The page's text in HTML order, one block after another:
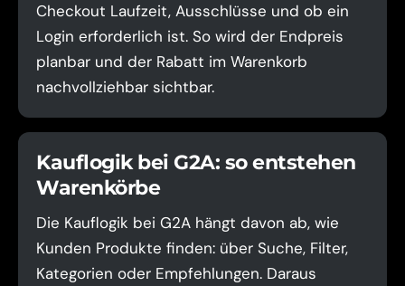
Checkout Laufzeit, Ausschlüsse und ob ein
Login erforderlich ist. So wird der Endpreis
planbar und der Rabatt im Warenkorb
nachvollziehbar sichtbar.
Kauflogik bei G2A: so entstehen
Warenkörbe
Die Kauflogik bei G2A hängt davon ab, wie
Kunden Produkte finden: über Suche, Filter,
Kategorien oder Empfehlungen. Daraus